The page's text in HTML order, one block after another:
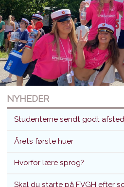
Studenterne
NYHEDER
Studenterne sendt godt afsted
Årets første huer
Hvorfor lære sprog?
Skal du starte på FVGH efter